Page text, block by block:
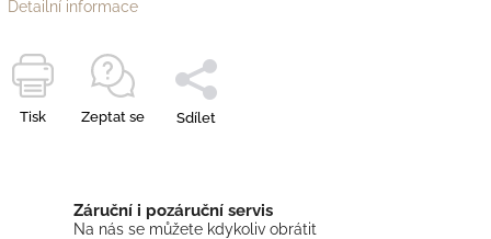
Detailní informace
Tisk Zeptat se Sdílet
Záruční i pozáruční servis
Na nás se můžete kdykoliv obrátit